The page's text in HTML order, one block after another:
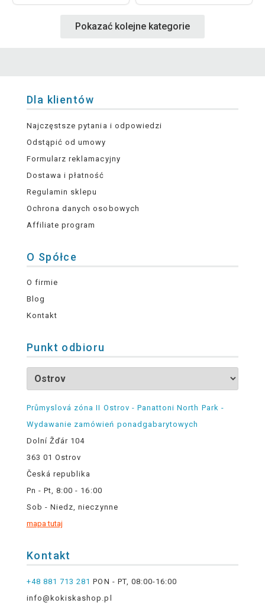
Pokazać kolejne kategorie
Dla klientów
Najczęstsze pytania i odpowiedzi
Odstąpić od umowy
Formularz reklamacyjny
Dostawa i płatność
Regulamin sklepu
Ochrona danych osobowych
Affiliate program
O Spółce
O firmie
Blog
Kontakt
Punkt odbioru
Průmyslová zóna II Ostrov - Panattoni North Park -
Wydawanie zamówień ponadgabarytowych
Dolní Žďár 104
363 01 Ostrov
Česká republika
Pn - Pt, 8:00 - 16:00
Sob - Niedz, nieczynne
mapa tutaj
Kontakt
+48 881 713 281 PON - PT, 08:00-16:00
info@kokiskashop.pl